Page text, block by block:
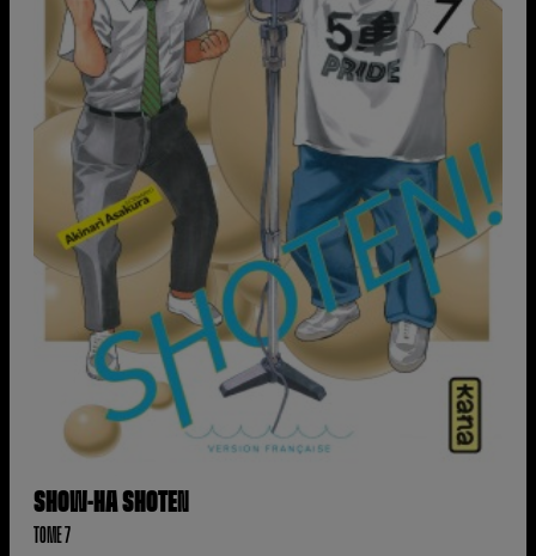
SHOW-HA SHOTEN
TOME 7